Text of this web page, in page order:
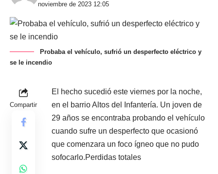
noviembre de 2023 12:05
Probaba el vehículo, sufrió un desperfecto eléctrico y
se le incendio
Compartir
El hecho sucedió este viernes por la noche,
en el barrio Altos del Infantería. Un joven de
29 años se encontraba probando el vehículo
cuando sufre un desperfecto que ocasionó
que comenzara un foco ígneo que no pudo
sofocarlo.Perdidas totales